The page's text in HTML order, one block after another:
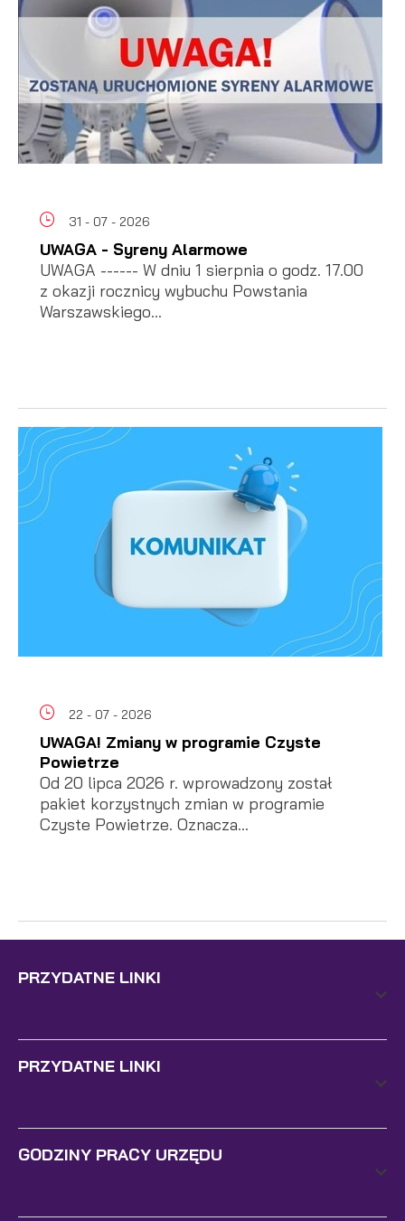
31 - 07 - 2026
UWAGA - Syreny Alarmowe
UWAGA ------ W dniu 1 sierpnia o godz. 17.00
z okazji rocznicy wybuchu Powstania
Warszawskiego...
22 - 07 - 2026
UWAGA! Zmiany w programie Czyste
Powietrze
Od 20 lipca 2026 r. wprowadzony został
pakiet korzystnych zmian w programie
Czyste Powietrze. Oznacza...
PRZYDATNE LINKI
PRZYDATNE LINKI
GODZINY PRACY URZĘDU